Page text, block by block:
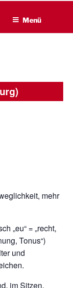
Menü
mehr
„eu“ = „recht,
Tonus“)
und
im Sitzen,